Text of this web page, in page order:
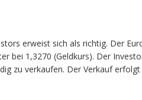
erweist sich als richtig. Der
bei 1,3270 (Geldkurs). Der
zu verkaufen. Der Verkauf